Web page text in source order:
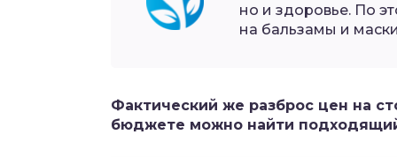
но и здоровье. По
на бальзамы и
Фактический же разброс цен на
бюджете можно найти